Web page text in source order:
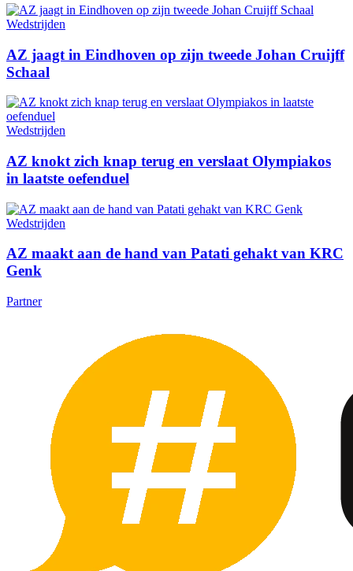
Wedstrijden
AZ jaagt in Eindhoven op zijn tweede Johan Cruijff
Schaal
Wedstrijden
AZ knokt zich knap terug en verslaat Olympiakos
in laatste oefenduel
Wedstrijden
AZ maakt aan de hand van Patati gehakt van KRC
Genk
Partner